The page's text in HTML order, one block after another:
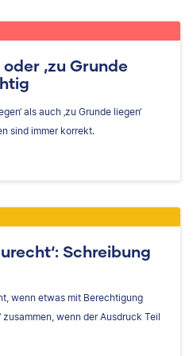
oder ‚zu Grunde
als auch ‚zu Grunde liegen‘
sind immer korrekt.
Schreibung
wenn etwas mit Berechtigung
zusammen, wenn der Ausdruck Teil